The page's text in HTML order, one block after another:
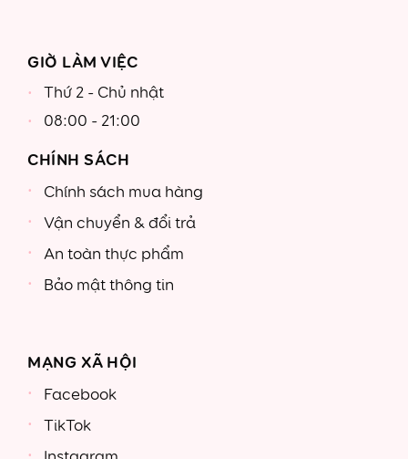
GIỜ LÀM VIỆC
Thứ 2 - Chủ nhật
08:00 - 21:00
CHÍNH SÁCH
Chính sách mua hàng
Vận chuyển & đổi trả
An toàn thực phẩm
Bảo mật thông tin
MẠNG XÃ HỘI
Facebook
TikTok